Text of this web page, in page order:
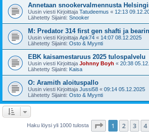
Annetaan snookervalmennusta
Uusin viesti Kirjoittaja Tatudeemus « 12:13
Lähetetty Sijainti: Snooker
M: Predator 314 first gen shafti ja
Uusin viesti Kirjoittaja Apk74 « 14:07 08.12.2025
Lähetetty Sijainti: Osto & Myynti
EBK kaisamestaruus 2025 tulospalvelu
Uusin viesti Kirjoittaja Johnny Boyh « 20:38
Lähetetty Sijainti: Kaisa
O: Aramith aloituspallo
Uusin viesti Kirjoittaja Jussi58 « 09:14 05.12.2025
Lähetetty Sijainti: Osto & Myynti
Haku löysi yli 1000 tulosta Sivu /10
1 2 3 4